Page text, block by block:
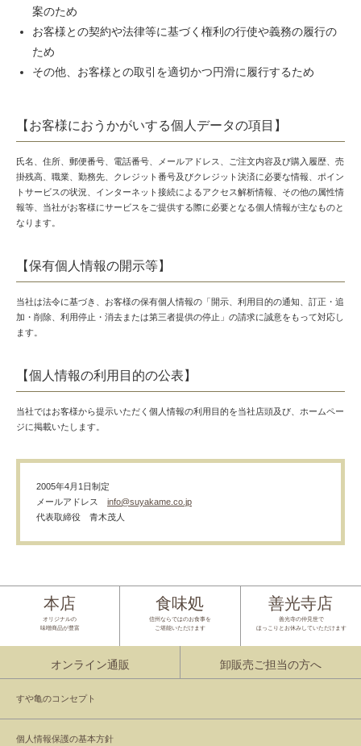
案のため
お客様との契約や法律等に基づく権利の行使や義務の履行の
ため
その他、お客様との取引を適切かつ円滑に履行するため
【お客様におうかがいする個人データの項目】
氏名、住所、郵便番号、電話番号、メールアドレス、ご注文内容及び購入履歴、売
掛残高、職業、勤務先、クレジット番号及びクレジット決済に必要な情報、ポイン
トサービスの状況、インターネット接続によるアクセス解析情報、その他の属性情
報等、当社がお客様にサービスをご提供する際に必要となる個人情報が主なものと
なります。
【保有個人情報の開示等】
当社は法令に基づき、お客様の保有個人情報の「開示、利用目的の通知、訂正・追
加・削除、利用停止・消去または第三者提供の停止」の請求に誠意をもって対応し
ます。
【個人情報の利用目的の公表】
当社ではお客様から提示いただく個人情報の利用目的を当社店頭及び、ホームペー
ジに掲載いたします。
2005年4月1日制定
メールアドレス info@suyakame.co.jp
代表取締役 青木茂人
本店
オリジナルの
味噌商品が豊富
食味処
信州ならではのお食事を
ご堪能いただけます
善光寺店
善光寺の仲見世で
ほっこりとお休みしていただけます
オンライン通販 卸販売ご担当の方へ
すや亀のコンセプト
個人情報保護の基本方針